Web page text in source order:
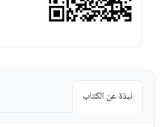
نبذة عن الكتاب